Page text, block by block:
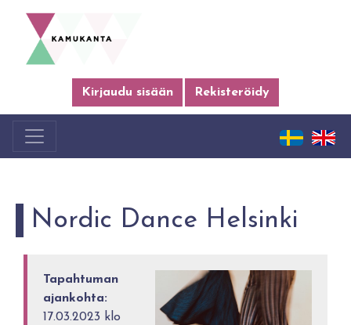
Kirjaudu sisään Rekisteröidy
Nordic Dance Helsinki
Tapahtuman
ajankohta:
17.03.2023 klo